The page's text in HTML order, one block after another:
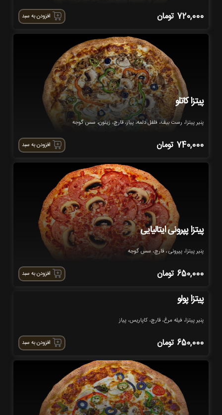
720,000 تومان افزودن به سبد
پیتزا کاتلو
پنیر پیتزا، رست بیف، فلفل دلمه، پیاز، قارچ، زیتون، سس گوجه
740,000 تومان افزودن به سبد
پیتزا پپرونی ایتالیایی
پنیر پیتزا، پپرونی ، قارچ، سس گوجه
650,000 تومان افزودن به سبد
پیتزا پولو
پنیر پیتزا، فیله مرغ، قارچ، کاپاریس، پیاز
650,000 تومان افزودن به سبد